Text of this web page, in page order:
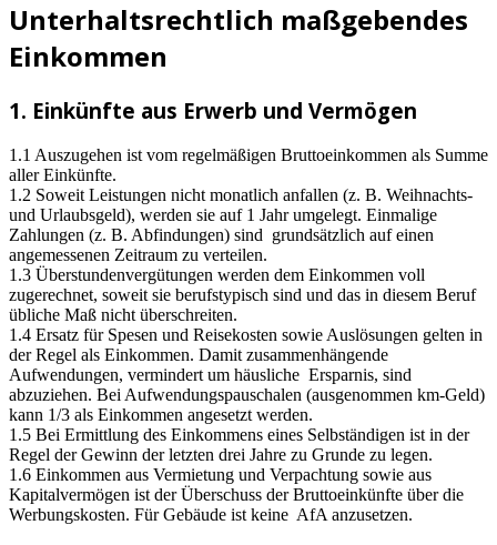
Unterhaltsrechtlich maßgebendes
Einkommen
1. Einkünfte aus Erwerb und Vermögen
1.1 Auszugehen ist vom regelmäßigen Bruttoeinkommen als Summe
aller Einkünfte.
1.2 Soweit Leistungen nicht monatlich anfallen (z. B. Weihnachts-
und Urlaubsgeld), werden sie auf 1 Jahr umgelegt. Einmalige
Zahlungen (z. B. Abfindungen) sind grundsätzlich auf einen
angemessenen Zeitraum zu verteilen.
1.3 Überstundenvergütungen werden dem Einkommen voll
zugerechnet, soweit sie berufstypisch sind und das in diesem Beruf
übliche Maß nicht überschreiten.
1.4 Ersatz für Spesen und Reisekosten sowie Auslösungen gelten in
der Regel als Einkommen. Damit zusammenhängende
Aufwendungen, vermindert um häusliche Ersparnis, sind
abzuziehen. Bei Aufwendungspauschalen (ausgenommen km-Geld)
kann 1/3 als Einkommen angesetzt werden.
1.5 Bei Ermittlung des Einkommens eines Selbständigen ist in der
Regel der Gewinn der letzten drei Jahre zu Grunde zu legen.
1.6 Einkommen aus Vermietung und Verpachtung sowie aus
Kapitalvermögen ist der Überschuss der Bruttoeinkünfte über die
Werbungskosten. Für Gebäude ist keine AfA anzusetzen.